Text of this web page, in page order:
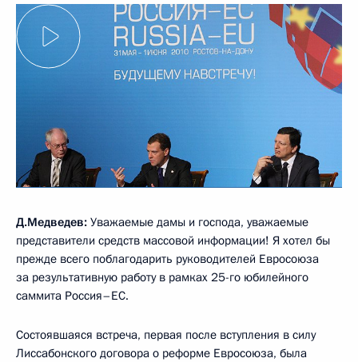
Д.Медведев: Уважаемые дамы и господа, уважаемые
представители средств массовой информации! Я хотел бы
прежде всего поблагодарить руководителей Евросоюза
за результативную работу в рамках 25-го юбилейного
саммита Россия–ЕС.
Состоявшаяся встреча, первая после вступления в силу
Лиссабонского договора о реформе Евросоюза, была